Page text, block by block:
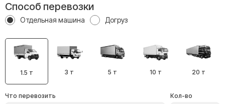
Способ перевозки
Отдельная машина Догруз
1.5 т 3 т 5 т 10 т 20 т
Что перевозить Кол-во